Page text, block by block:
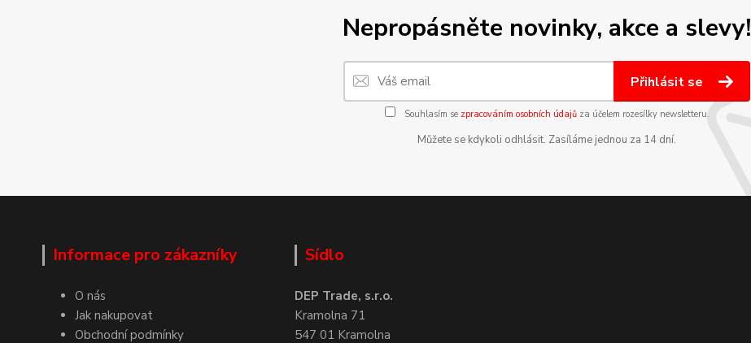
Nepropásněte novinky, akce a slevy!
Přihlásit se
Souhlasím se zpracováním osobních údajůza účelem rozesílky newsletteru.
Můžete se kdykoli odhlásit. Zasíláme jednou za 14 dní.
Informace pro zákazníky
O nás
Jak nakupovat
Obchodní podmínky
Sídlo
DEP Trade, s.r.o.
Kramolna 71
547 01 Kramolna